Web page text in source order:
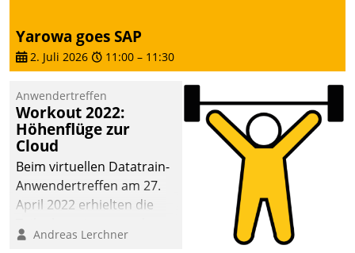
Yarowa goes SAP
2. Juli 2026 11:00 – 11:30
Anwendertreffen
Workout 2022:
Höhenflüge zur
Cloud
Beim virtuellen Datatrain-
Anwendertreffen am 27.
April 2022 erhielten die
Teilnehmer kurzweilige
Andreas Lerchner